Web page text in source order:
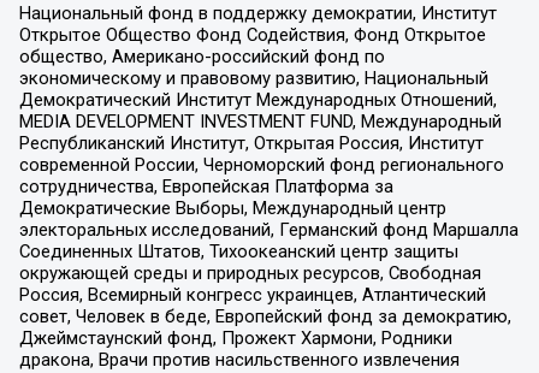
Национальный фонд в поддержку демократии, Институт
Открытое Общество Фонд Содействия, Фонд Открытое
общество, Американо-российский фонд по
экономическому и правовому развитию, Национальный
Демократический Институт Международных Отношений,
MEDIA DEVELOPMENT INVESTMENT FUND, Международный
Республиканский Институт, Открытая Россия, Институт
современной России, Черноморский фонд регионального
сотрудничества, Европейская Платформа за
Демократические Выборы, Международный центр
электоральных исследований, Германский фонд Маршалла
Соединенных Штатов, Тихоокеанский центр защиты
окружающей среды и природных ресурсов, Свободная
Россия, Всемирный конгресс украинцев, Атлантический
совет, Человек в беде, Европейский фонд за демократию,
Джеймстаунский фонд, Прожект Хармони, Родники
дракона, Врачи против насильственного извлечения